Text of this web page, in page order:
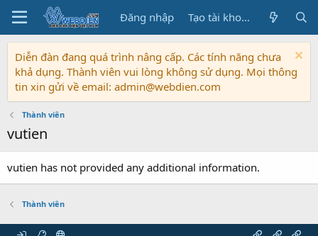
Đăng nhập Tạo tài khoản
Diễn đàn đang quá trình nâng cấp. Các tính năng chưa
khả dụng. Thành viên vui lòng không sử dụng. Mọi thông
tin xin gửi về email: admin@webdien.com
Thành viên
vutien
vutien has not provided any additional information.
Thành viên